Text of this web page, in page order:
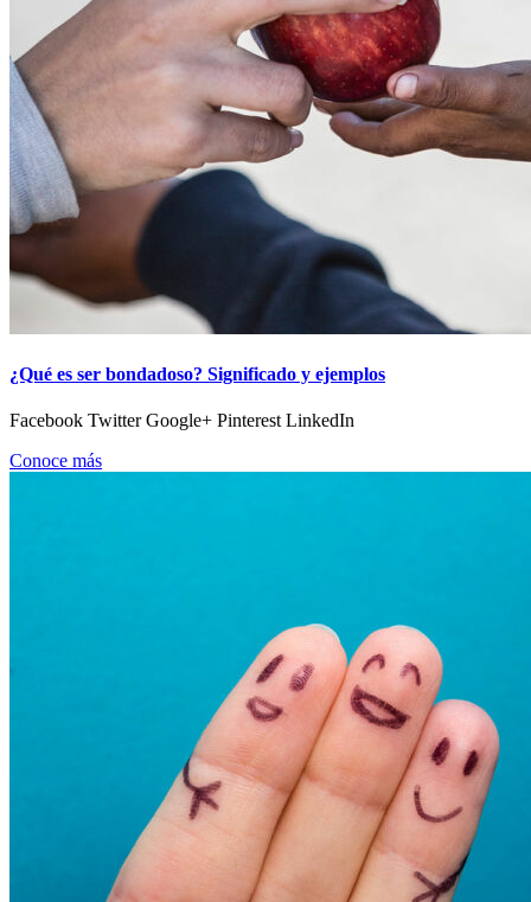
¿Qué es ser bondadoso? Significado y ejemplos
Facebook Twitter Google+ Pinterest LinkedIn
Conoce más